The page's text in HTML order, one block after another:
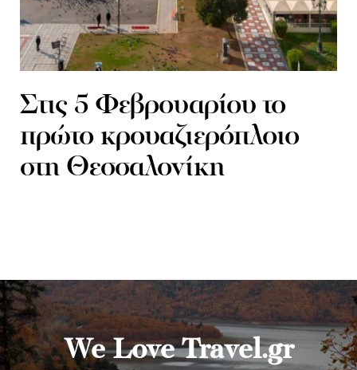
Στις 5 Φεβρουαρίου το
πρώτο κρουαζιερόπλοιο
στη Θεσσαλονίκη
We Love Travel.gr